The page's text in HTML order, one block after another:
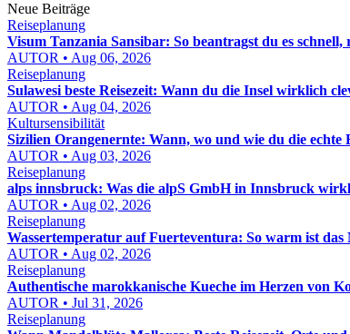
Neue Beiträge
Reiseplanung
Visum Tanzania Sansibar: So beantragst du es schnell,
AUTOR • Aug 06, 2026
Reiseplanung
Sulawesi beste Reisezeit: Wann du die Insel wirklich
AUTOR • Aug 04, 2026
Kultursensibilität
Sizilien Orangenernte: Wann, wo und wie du die echte
AUTOR • Aug 03, 2026
Reiseplanung
alps innsbruck: Was die alpS GmbH in Innsbruck
AUTOR • Aug 02, 2026
Reiseplanung
Wassertemperatur auf Fuerteventura: So warm ist
AUTOR • Aug 02, 2026
Reiseplanung
Authentische marokkanische Kueche im Herzen von
AUTOR • Jul 31, 2026
Reiseplanung